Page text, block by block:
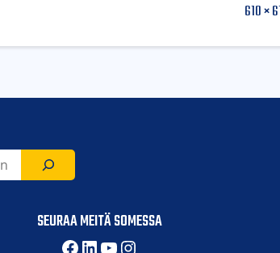
610 ×
SEURAA MEITÄ SOMESSA
Facebook
LinkedIn
YouTube
Instagram